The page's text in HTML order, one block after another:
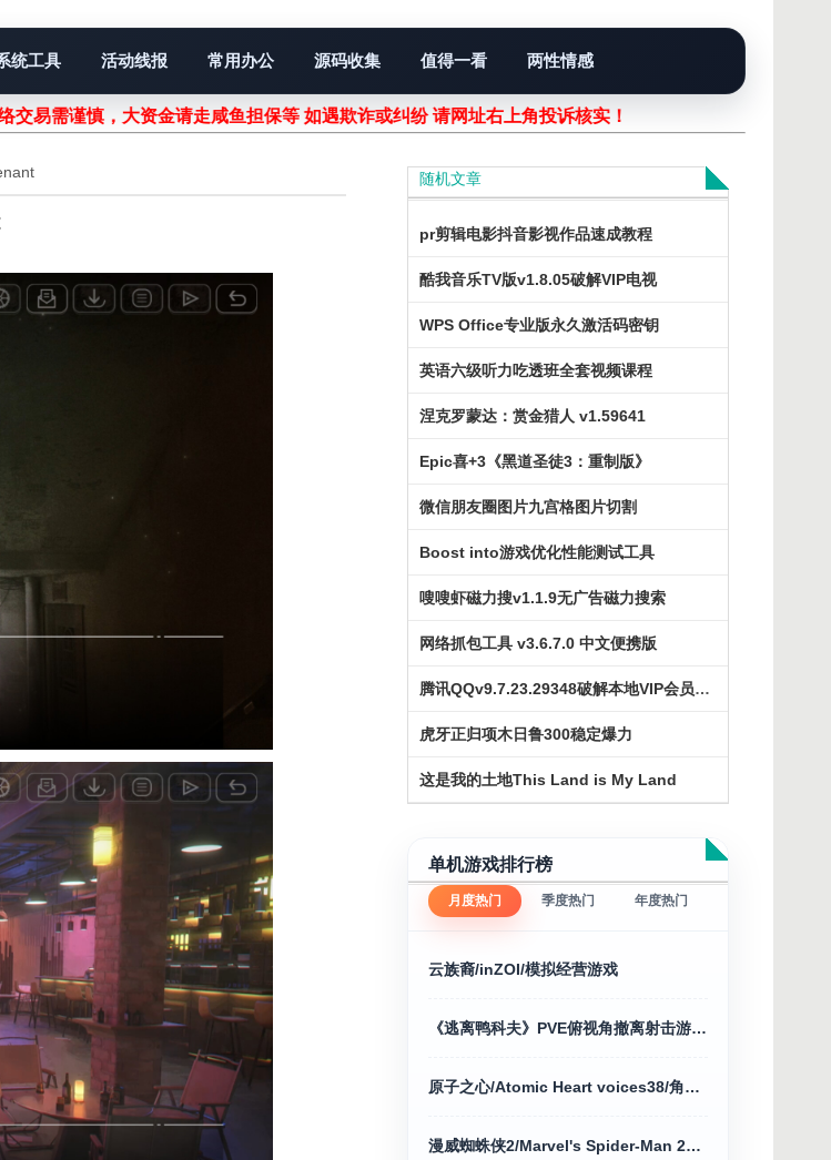
统工具 活动线报 常用办公 源码收集 值得一看 两性情感
交易需谨慎，大资金请走咸鱼担保等 如遇欺诈或纠纷 请网址右上角投诉核实！
随机文章
pr剪辑电影抖音影视作品速成教程
酷我音乐TV版v1.8.05破解VIP电视
WPS Office专业版永久激活码密钥
英语六级听力吃透班全套视频课程
涅克罗蒙达：赏金猎人 v1.59641
Epic喜+3《黑道圣徒3：重制版》
微信朋友圈图片九宫格图片切割
Boost into游戏优化性能测试工具
嗖嗖虾磁力搜v1.1.9无广告磁力搜索
网络抓包工具 v3.6.7.0 中文便携版
腾讯QQv9.7.23.29348破解本地VIP会员补丁
虎牙正归项木日鲁300稳定爆力
这是我的土地This Land is My Land
单机游戏排行榜
月度热门 季度热门 年度热门
云族裔/inZOI/模拟经营游戏
《逃离鸭科夫》PVE俯视角撤离射击游戏+修改器
原子之心/Atomic Heart voices38/角色扮演
漫威蜘蛛侠2/Marvel's Spider-Man 2动作冒险